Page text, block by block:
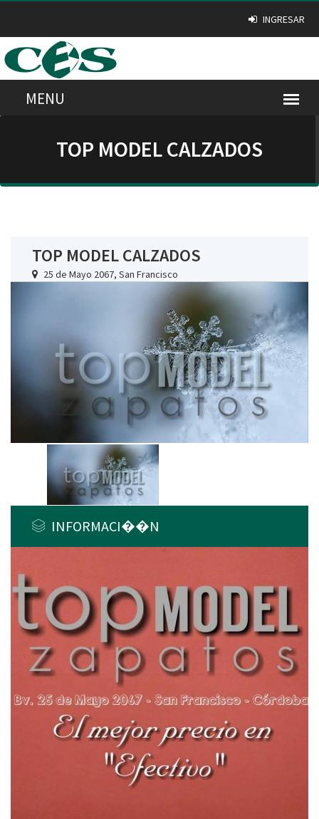
INGRESAR
TOP MODEL CALZADOS
TOP MODEL CALZADOS
25 de Mayo 2067, San Francisco
INFORMACI��N